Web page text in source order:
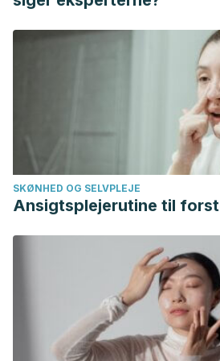
maloclusión dentaria
Facultad Piloto de Odontología,
Arango, Andrea, et al. “Hábitos
Peña-Santana, Yinet, Nora María
Trinidad Margarita Telléz-Peña.
la mordida cruzada posterior con
expansión y elásticos cruzados.”
Zoilo E. Marinello Vidaurreta
Bioti Torres, Analina Mercedes, et
tratada con máscara facial.”
22.2 (2018): 167-172.
Díaz, Iván Menéndez.Tratamiento
de clase iii con disyunción maxilar
Universidad de Oviedo, 2018.
Torres, Analina Mercedes Bioti, et
SKØNHED OG SELVPLEJE
Ansigtsplejerutine til